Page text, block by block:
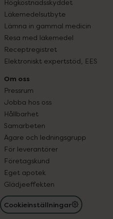
Högkostnadsskyddet
Läkemedelsutbyte
Lämna in gammal medicin
Resa med läkemedel
Receptregistret
Elektroniskt expertstöd, EES
Om oss
Pressrum
Jobba hos oss
Hållbarhet
Samarbeten
Ägare och ledningsgrupp
För leverantörer
Företagskund
Eget apotek
Glädjeeffekten
Cookieinställningar